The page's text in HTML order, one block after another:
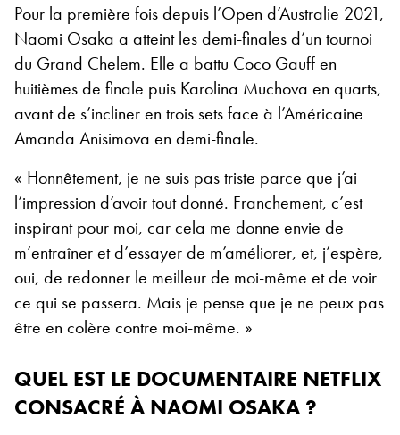
Pour la première fois depuis l’Open d’Australie 2021,
Naomi Osaka a atteint les demi-finales d’un tournoi
du Grand Chelem. Elle a battu Coco Gauff en
huitièmes de finale puis Karolina Muchova en quarts,
avant de s’incliner en trois sets face à l’Américaine
Amanda Anisimova en demi-finale.
« Honnêtement, je ne suis pas triste parce que j’ai
l’impression d’avoir tout donné. Franchement, c’est
inspirant pour moi, car cela me donne envie de
m’entraîner et d’essayer de m’améliorer, et, j’espère,
oui, de redonner le meilleur de moi-même et de voir
ce qui se passera. Mais je pense que je ne peux pas
être en colère contre moi-même. »
QUEL EST LE DOCUMENTAIRE NETFLIX
CONSACRÉ À NAOMI OSAKA ?